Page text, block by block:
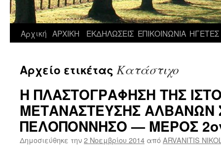
Αρχική ΑΡΧΙΚΗ ΕΚΔΗΛΩΣΕΙΣ ΕΠΙΚΟΙΝΩΝΙΑ ΗΓΕΤΕΣ
Αρχείο ετικέτας Κατάστιχο
Η ΠΛΑΣΤΟΓΡΑΦΗΣΗ ΤΗΣ
ΜΕΤΑΝΑΣΤΕΥΣΗΣ ΑΛΒΑΝΩΝ
ΠΕΛΟΠΟΝΝΗΣΟ — ΜΕΡΟΣ
Δημοσιεύθηκε την2 Νοεμβρίου 2014 απόARVANITIS